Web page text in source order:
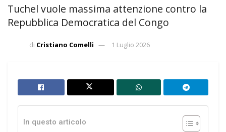
Tuchel vuole massima attenzione contro la
Repubblica Democratica del Congo
di Cristiano Comelli 1 Luglio 2026
In questo articolo